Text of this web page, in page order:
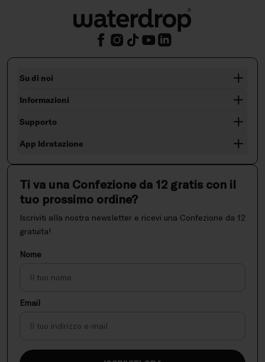
Su di noi
Informazioni
Supporto
App Idratazione
Ti va una Confezione da 12 gratis con il
tuo prossimo ordine?
Iscriviti alla nostra newsletter e ricevi una Confezione da 12
gratuita!
Nome
Email